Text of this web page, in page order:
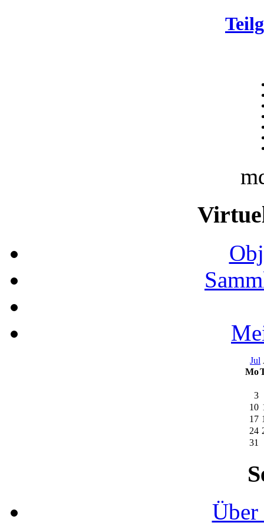
Jul
Mo
3
10
17
24
31